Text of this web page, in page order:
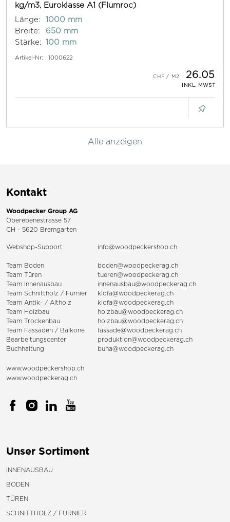
kg/m3, Euroklasse A1 (Flumroc)
Länge:
1000 mm
Breite:
650 mm
Stärke: 100 mm
Artikel-Nr: 1000622
26.05
INKL. MWST
Alle anzeigen
Kontakt
Woodpecker Group AG
Oberebenestrasse 57
CH - 5620 Bremgarten
Webshop-Support info@woodpeckershop.ch
Team Boden
boden@woodpeckerag.ch
Team Türen
tueren@woodpeckerag.ch
Team Innenausbau
innenausbau@woodpeckerag.ch
Team Schnittholz / Furnier
klofa@woodpeckerag.ch
Team Antik- / Altholz
klofa@woodpeckerag.ch
Team Holzbau
holzbau@woodpeckerag.ch
Team Trockenbau
holzbau@woodpeckerag.ch
Team Fassaden / Balkone
fassade@woodpeckerag.ch
Bearbeitungscenter
produktion@woodpeckerag.ch
Buchhaltung
buha@woodpeckerag.ch
www.woodpeckershop.ch
www.woodpeckerag.ch
Unser Sortiment
INNENAUSBAU
BODEN
TÜREN
SCHNITTHOLZ / FURNIER